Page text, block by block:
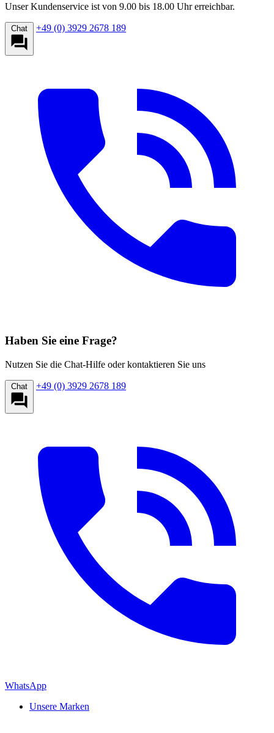
Unser Kundenservice ist von 9.00 bis 18.00 Uhr erreichbar.
Chat +49 (0) 3929 2678 189
Haben Sie eine Frage?
Nutzen Sie die Chat-Hilfe oder kontaktieren Sie uns
Chat +49 (0) 3929 2678 189
WhatsApp
Unsere Marken